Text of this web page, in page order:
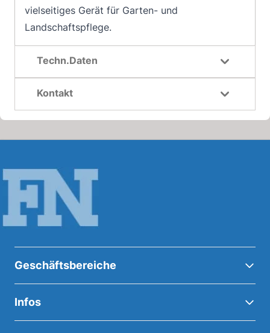
vielseitiges Gerät für Garten- und
Landschaftspflege.
Techn.Daten
Kontakt
Geschäftsbereiche
Infos